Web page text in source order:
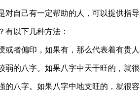
自己有一定帮助的人，可以提供指
有以下几种方法：
者偏印，如果有，那么代表着有贵人
的八字。如果八字中天干旺的，就很
八字。如果八字中地支旺的，就很容